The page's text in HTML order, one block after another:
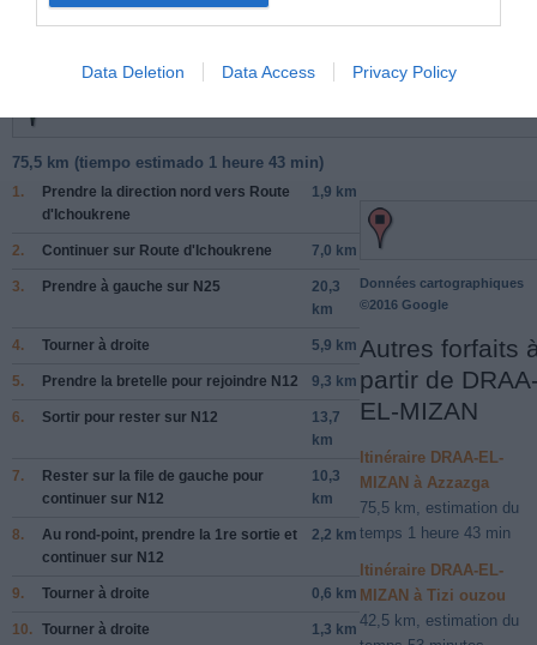
Data Deletion Data Access Privacy Policy
Itinéraire
75,5 km (tiempo estimado 1 heure 43 min)
1. Prendre la direction nord vers Route
d'Ichoukrene
1,9 km
2. Continuer sur Route d'Ichoukrene 7,0 km
3. Prendre à gauche sur N25
20,3
km
4. Tourner à droite 5,9 km
5. Prendre la bretelle pour rejoindre N12 9,3 km
6. Sortir pour rester sur N12
13,7
km
7. Rester sur la file de gauche pour
continuer sur N12
10,3
km
8. Au rond-point, prendre la 1re sortie et
continuer sur N12
2,2 km
9. Tourner à droite 0,6 km
10. Tourner à droite 1,3 km
Données cartographiques
©2016 Google
Autres forfaits
partir de
EL-MIZAN
Itinéraire DRAA-EL-
MIZAN à Azzazga
75,5 km, estimation du
temps 1 heure 43 min
Itinéraire DRAA-EL-
MIZAN à Tizi ouzou
42,5 km, estimation du